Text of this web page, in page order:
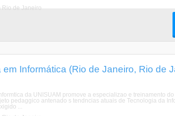
Rio de Janeiro
Informática (Rio de Janeiro, Rio de
da UNISUAM promove a especializao e treinamento
pedaggico antenado s tendncias atuais de Tecnologia da
...